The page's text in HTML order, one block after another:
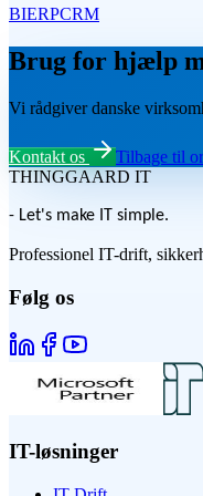
BIERPCRM
Brug for hjælp
Vi rådgiver danske
Kontakt os
Tilbage til
THINGGAARD IT
- Let's make IT simple.
Professionel IT-drift,
Følg os
IT-løsninger